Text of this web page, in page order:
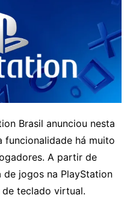
Brasil anunciou nesta
funcionalidade há muito
A partir de
jogos na PlayStation
teclado virtual.